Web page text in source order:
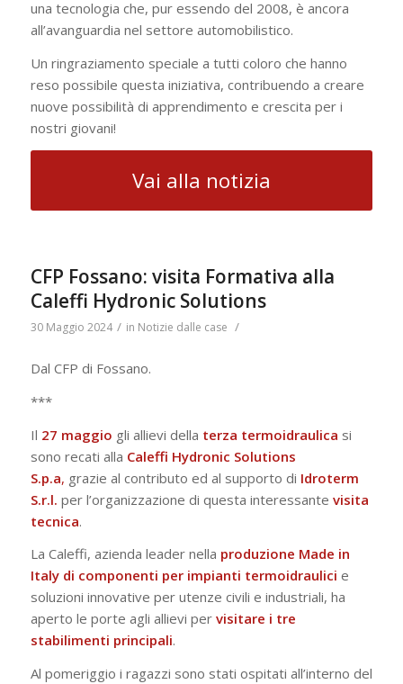
una tecnologia che, pur essendo del 2008, è ancora
all’avanguardia nel settore automobilistico.
Un ringraziamento speciale a tutti coloro che hanno
reso possibile questa iniziativa, contribuendo a creare
nuove possibilità di apprendimento e crescita per i
nostri giovani!
Vai alla notizia
CFP Fossano: visita Formativa alla
Caleffi Hydronic Solutions
30 Maggio 2024 / in Notizie dalle case /
Dal CFP di Fossano.
***
Il 27 maggio gli allievi della terza termoidraulica si
sono recati alla Caleffi Hydronic Solutions
S.p.a, grazie al contributo ed al supporto di Idroterm
S.r.l. per l’organizzazione di questa interessante visita
tecnica.
La Caleffi, azienda leader nella produzione Made in
Italy di componenti per impianti termoidraulici e
soluzioni innovative per utenze civili e industriali, ha
aperto le porte agli allievi pervisitare i tre
stabilimenti principali.
Al pomeriggio i ragazzi sono stati ospitati all’interno del